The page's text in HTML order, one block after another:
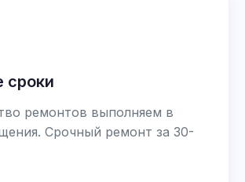
сроки
ремонтов выполняем в
Срочный ремонт за 30-